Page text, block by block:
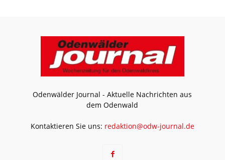
Odenwälder Journal - Aktuelle Nachrichten aus
dem Odenwald
Kontaktieren Sie uns: redaktion@odw-journal.de